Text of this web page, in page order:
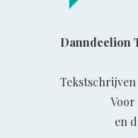
Danndeelion
Voor
en